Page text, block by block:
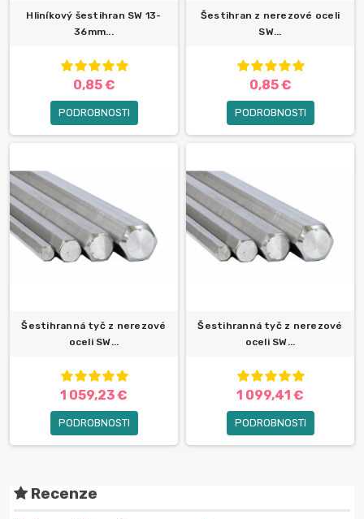
Hliníkový šestihran SW 13-
36mm...
0,85 €
PODROBNOSTI
Šestihran z nerezové oceli
SW...
0,85 €
PODROBNOSTI
Šestihranná tyč z nerezové
oceli SW...
1 059,23 €
PODROBNOSTI
Šestihranná tyč z nerezové
oceli SW...
1 099,41 €
PODROBNOSTI
Recenze